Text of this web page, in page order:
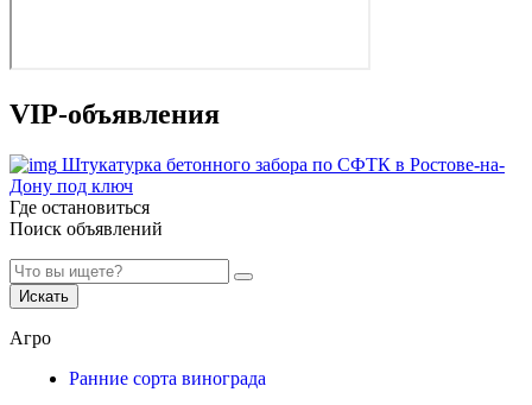
VIP-объявления
Штукатурка бетонного забора по СФТК в Ростове-на-
Дону под ключ
Где остановиться
Поиск объявлений
Искать
Агро
Ранние сорта винограда